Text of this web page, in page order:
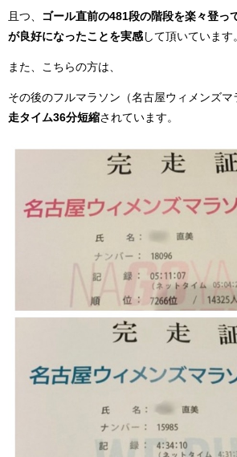
且つ、 ゴール直前の481段の階段を楽々登っ
が良好になったことを実感して頂いています。
また、こちらの方は、
その後のフルマラソン（名古屋ウィメンズマ
走タイム36分短縮されています。